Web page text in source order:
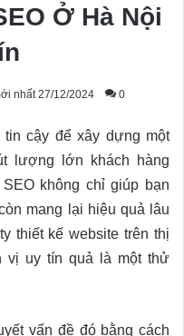
Ở Hà Nội
nhất 27/12/2024 0
tin cậy để xây dựng một
lượng lớn khách hàng
không chỉ giúp bạn
mang lại hiệu quả lâu
thiết kế website trên thị
vị uy tín quả là một thử
vấn đề đó bằng cách